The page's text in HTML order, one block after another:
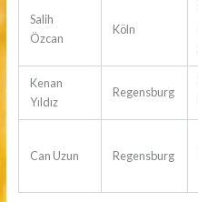
Salih
Özcan
Köln
Kenan
Yıldız
Regensburg
Can Uzun Regensburg